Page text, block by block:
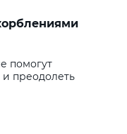
помогут
преодолеть